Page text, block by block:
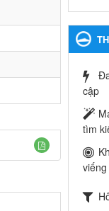
thẩm
ban,
cấp
hành
Bình
Ngày
Kế
dục
thành
cập
tìm